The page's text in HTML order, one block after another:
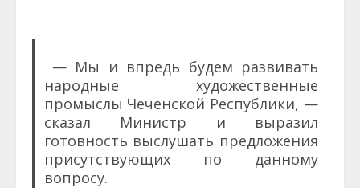
— Мы и впредь будем развивать
народные художественные
промыслы Чеченской Республики, —
сказал Министр и выразил
готовность выслушать предложения
присутствующих по данному
вопросу.